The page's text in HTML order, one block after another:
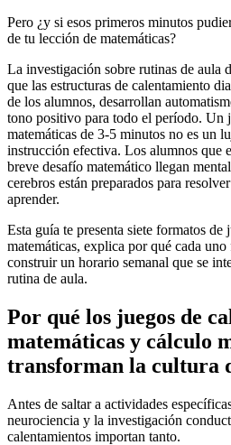
Pero ¿y si esos primeros minutos
de tu lección de matemáticas?
La investigación sobre rutinas de aula
que las estructuras de calentamiento
de los alumnos, desarrollan
tono positivo para todo el período. Un
matemáticas de 3-5 minutos no es un
instrucción efectiva. Los alumnos que
breve desafío matemático llegan
cerebros están preparados para
aprender.
Esta guía te presenta siete formatos de
matemáticas, explica por qué cada
construir un horario semanal que se
rutina de aula.
Por qué los juegos de
matemáticas y cálculo
transforman la cultura
Antes de saltar a actividades
neurociencia y la investigación
calentamientos importan tanto.